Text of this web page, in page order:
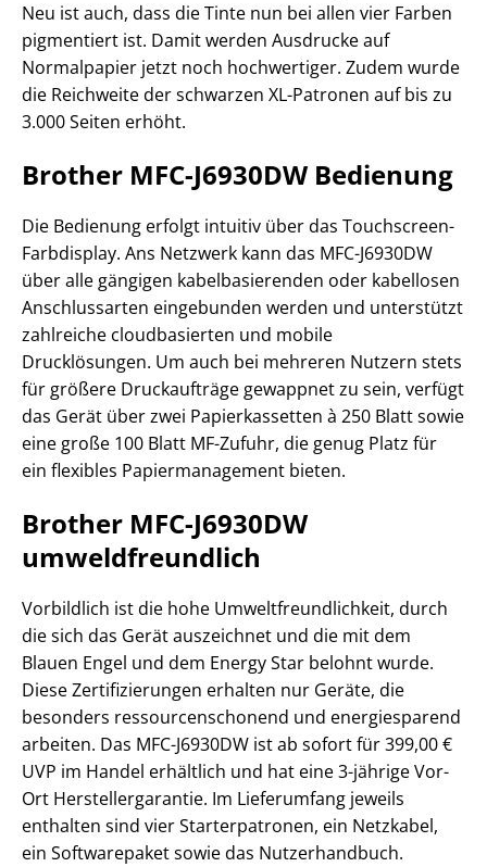
Neu ist auch, dass die Tinte nun bei allen vier Farben
pigmentiert ist. Damit werden Ausdrucke auf
Normalpapier jetzt noch hochwertiger. Zudem wurde
die Reichweite der schwarzen XL-Patronen auf bis zu
3.000 Seiten erhöht.
Brother MFC-J6930DW Bedienung
Die Bedienung erfolgt intuitiv über das Touchscreen-
Farbdisplay. Ans Netzwerk kann das MFC-J6930DW
über alle gängigen kabelbasierenden oder kabellosen
Anschlussarten eingebunden werden und unterstützt
zahlreiche cloudbasierten und mobile
Drucklösungen. Um auch bei mehreren Nutzern stets
für größere Druckaufträge gewappnet zu sein, verfügt
das Gerät über zwei Papierkassetten à 250 Blatt sowie
eine große 100 Blatt MF-Zufuhr, die genug Platz für
ein flexibles Papiermanagement bieten.
Brother MFC-J6930DW
umweldfreundlich
Vorbildlich ist die hohe Umweltfreundlichkeit, durch
die sich das Gerät auszeichnet und die mit dem
Blauen Engel und dem Energy Star belohnt wurde.
Diese Zertifizierungen erhalten nur Geräte, die
besonders ressourcenschonend und energiesparend
arbeiten. Das MFC-J6930DW ist ab sofort für 399,00 €
UVP im Handel erhältlich und hat eine 3-jährige Vor-
Ort Herstellergarantie. Im Lieferumfang jeweils
enthalten sind vier Starterpatronen, ein Netzkabel,
ein Softwarepaket sowie das Nutzerhandbuch.